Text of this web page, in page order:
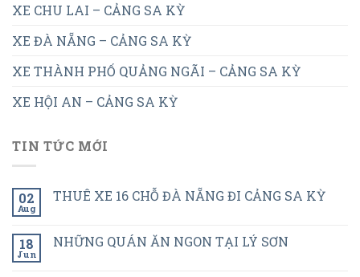
XE CHU LAI – CẢNG SA KỲ
XE ĐÀ NẴNG – CẢNG SA KỲ
XE THÀNH PHỐ QUẢNG NGÃI – CẢNG SA KỲ
XE HỘI AN – CẢNG SA KỲ
TIN TỨC MỚI
02
Aug
THUÊ XE 16 CHỖ ĐÀ NẴNG ĐI CẢNG SA KỲ
18
Jun
NHỮNG QUÁN ĂN NGON TẠI LÝ SƠN